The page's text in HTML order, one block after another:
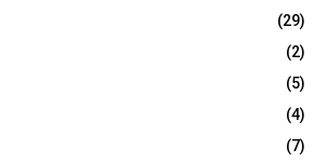
(29)
(2)
(5)
(4)
(7)